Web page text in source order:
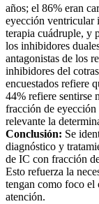
años; el 86% eran
eyección ventricular
terapia cuádruple, y
los inhibidores
antagonistas de los
inhibidores del
encuestados refiere
44% refiere sentirse
fracción de eyección
relevante la
Conclusión: Se
diagnóstico y
de IC con fracción
Esto refuerza la
tengan como foco el
atención.